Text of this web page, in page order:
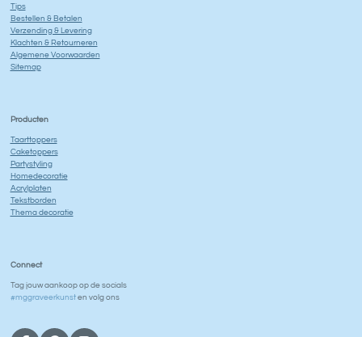
Tips
Bestellen & Betalen
Verzending & Levering
Klachten & Retourneren
Algemene Voorwaarden
Sitemap
Producten
Taarttoppers
Caketoppers
Partystyling
Homedecoratie
Acrylplaten
Tekstborden
Thema decoratie
Connect
Tag jouw aankoop op de socials
#mggraveerkunst en volg ons